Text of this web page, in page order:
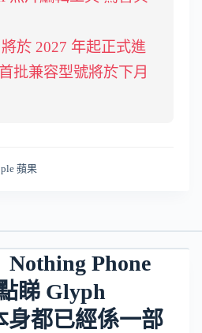
於 2027 年起正式進
批兼容型號將於下月
蘋果
Nothing Phone
睇 Glyph
都已經係一部